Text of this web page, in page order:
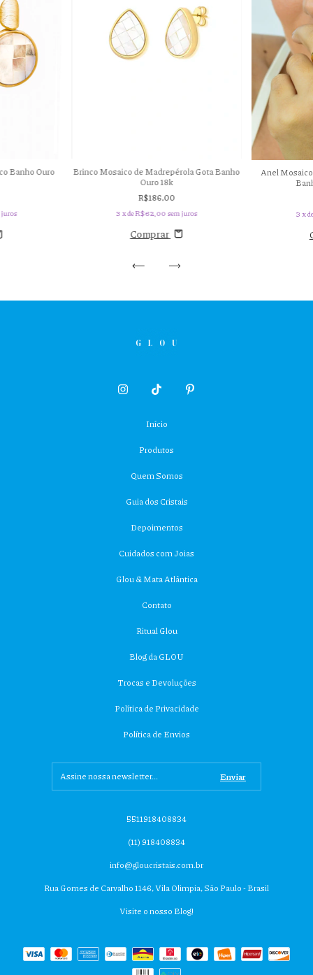
Banho Ouro
juros
Brinco Mosaico de Madrepérola Gota Banho
Ouro 18k
R$186,00
3 x deR$62,00 sem juros
Comprar
Anel
3 x
Início
Produtos
Quem Somos
Guia dos Cristais
Depoimentos
Cuidados com Joias
Glou & Mata Atlântica
Contato
Ritual Glou
Blog da GLOU
Trocas e Devoluções
Política de Privacidade
Política de Envios
5511918408834
(11) 918408834
info@gloucristais.com.br
Rua Gomes de Carvalho 1146, Vila Olimpia, São Paulo - Brasil
Visite o nosso Blog!